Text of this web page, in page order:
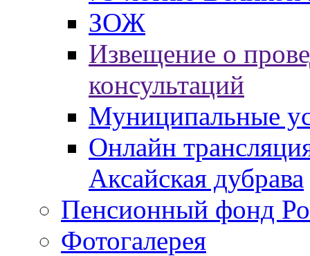
ЗОЖ
Извещение о
консультаций
Муниципальные
Онлайн
Аксайская дубрава
Пенсионный фонд
Фотогалерея